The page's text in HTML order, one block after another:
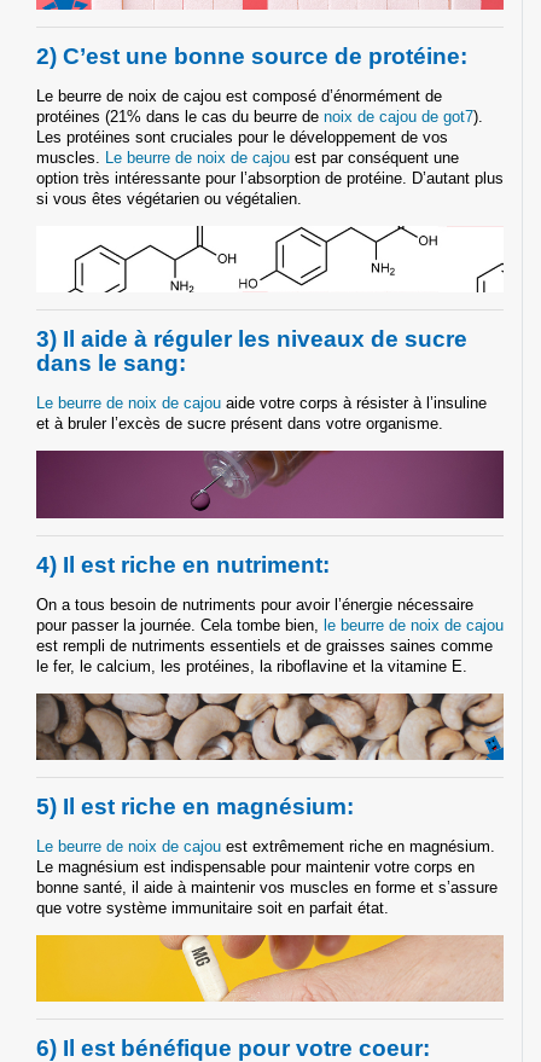
2) C’est une bonne source de protéine:
Le beurre de noix de cajou est composé d’énormément de
protéines (21% dans le cas du beurre de noix de cajou de got7).
Les protéines sont cruciales pour le développement de vos
muscles. Le beurre de noix de cajou est par conséquent une
option très intéressante pour l’absorption de protéine. D’autant plus
si vous êtes végétarien ou végétalien.
3) Il aide à réguler les niveaux de sucre
dans le sang:
Le beurre de noix de cajou aide votre corps à résister à l’insuline
et à bruler l’excès de sucre présent dans votre organisme.
4) Il est riche en nutriment:
On a tous besoin de nutriments pour avoir l’énergie nécessaire
pour passer la journée. Cela tombe bien, le beurre de noix de cajou
est rempli de nutriments essentiels et de graisses saines comme
le fer, le calcium, les protéines, la riboflavine et la vitamine E.
5) Il est riche en magnésium:
Le beurre de noix de cajou est extrêmement riche en magnésium.
Le magnésium est indispensable pour maintenir votre corps en
bonne santé, il aide à maintenir vos muscles en forme et s’assure
que votre système immunitaire soit en parfait état.
6) Il est bénéfique pour votre coeur: